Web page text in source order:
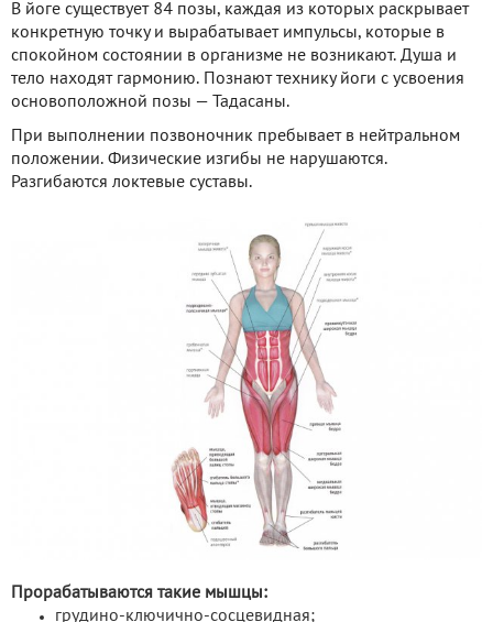
В йоге существует 84 позы, каждая из которых раскрывает
конкретную точку и вырабатывает импульсы, которые в
спокойном состоянии в организме не возникают. Душа и
тело находят гармонию. Познают технику йоги с усвоения
основоположной позы — Тадасаны.
При выполнении позвоночник пребывает в нейтральном
положении. Физические изгибы не нарушаются.
Разгибаются локтевые суставы.
Прорабатываются такие мышцы:
грудино-ключично-сосцевидная;